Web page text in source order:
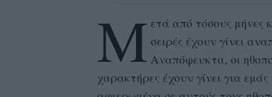
Μ ετά από τόσους μήνες
σειρές έχουν γίνει
Αναπόφευκτα, οι
χαρακτήρες έχουν γίνει για